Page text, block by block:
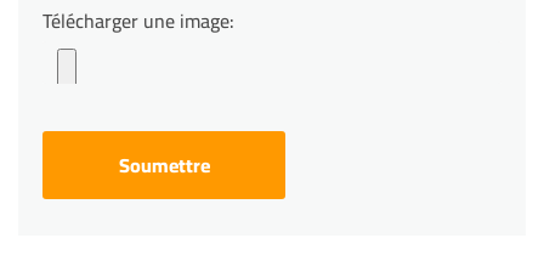
Télécharger une image: